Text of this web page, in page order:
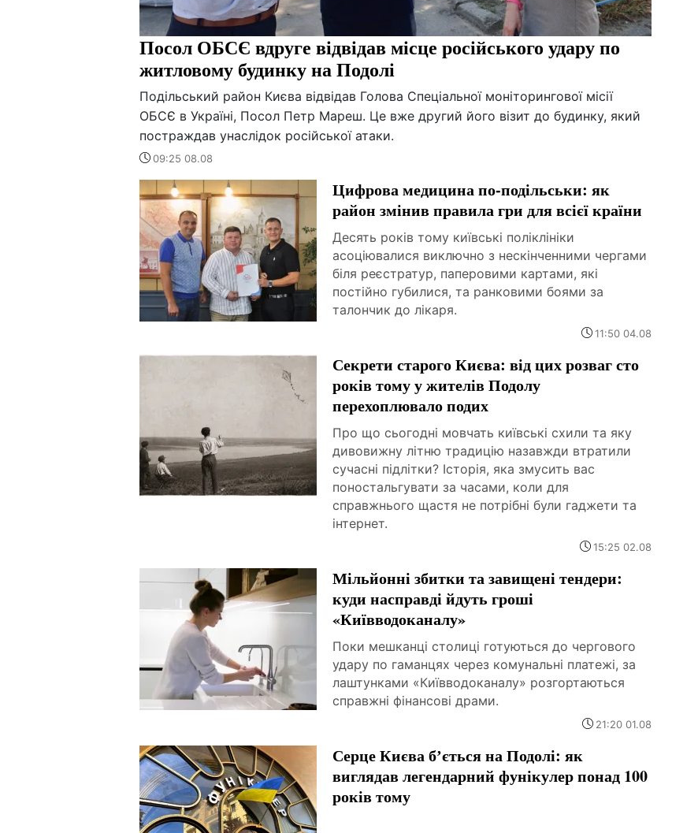
Посол ОБСЄ вдруге відвідав місце російського удару по
житловому будинку на Подолі
Подільський район Києва відвідав Голова Спеціальної моніторингової місії
ОБСЄ в Україні, Посол Петр Мареш. Це вже другий його візит до будинку, який
постраждав унаслідок російської атаки.
09:25 08.08
Цифрова медицина по-подільськи: як
район змінив правила гри для всієї країни
Десять років тому київські поліклініки
асоціювалися виключно з нескінченними чергами
біля реєстратур, паперовими картами, які
постійно губилися, та ранковими боями за
талончик до лікаря.
11:50 04.08
Секрети старого Києва: від цих розваг сто
років тому у жителів Подолу
перехоплювало подих
Про що сьогодні мовчать київські схили та яку
дивовижну літню традицію назавжди втратили
сучасні підлітки? Історія, яка змусить вас
поностальгувати за часами, коли для
справжнього щастя не потрібні були гаджети та
інтернет.
15:25 02.08
Мільйонні збитки та завищені тендери:
куди насправді йдуть гроші
«Київводоканалу»
Поки мешканці столиці готуються до чергового
удару по гаманцях через комунальні платежі, за
лаштунками «Київводоканалу» розгортаються
справжні фінансові драми.
21:20 01.08
Серце Києва бʼється на Подолі: як
виглядав легендарний фунікулер понад 100
років тому